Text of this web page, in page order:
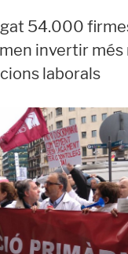
54.000
invertir
laborals